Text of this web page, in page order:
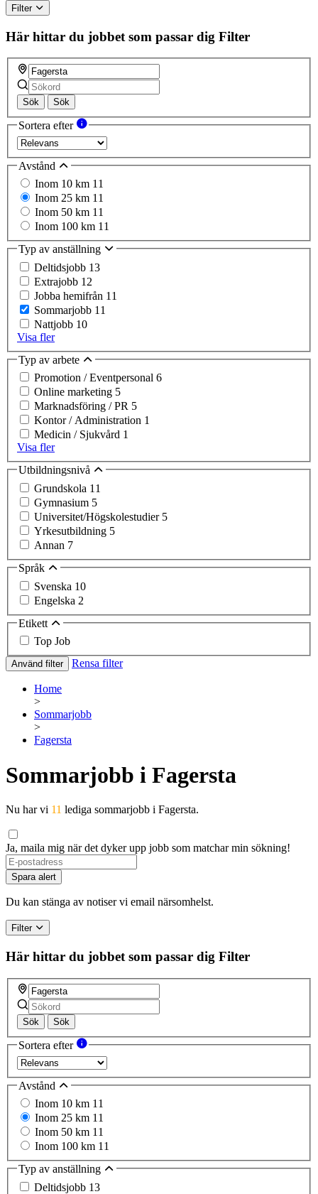
Filter
Här hittar du jobbet som passar dig Filter
Sök Sök
Sortera efter
Avstånd
Inom 10 km 11
Inom 25 km 11
Inom 50 km 11
Inom 100 km 11
Typ av anställning
Deltidsjobb 13
Extrajobb 12
Jobba hemifrån 11
Sommarjobb 11
Nattjobb 10
Visa fler
Typ av arbete
Promotion / Eventpersonal 6
Online marketing 5
Marknadsföring / PR 5
Kontor / Administration 1
Medicin / Sjukvård 1
Visa fler
Utbildningsnivå
Grundskola 11
Gymnasium 5
Universitet/Högskolestudier 5
Yrkesutbildning 5
Annan 7
Språk
Svenska 10
Engelska 2
Etikett
Top Job
Använd filter Rensa filter
Home
>
Sommarjobb
>
Fagersta
Sommarjobb i Fagersta
Nu har vi 11 lediga sommarjobb i Fagersta.
Ja, maila mig när det dyker upp jobb som matchar min sökning!
Spara alert
Du kan stänga av notiser vi email närsomhelst.
Filter
Här hittar du jobbet som passar dig Filter
Sök Sök
Sortera efter
Avstånd
Inom 10 km 11
Inom 25 km 11
Inom 50 km 11
Inom 100 km 11
Typ av anställning
Deltidsjobb 13